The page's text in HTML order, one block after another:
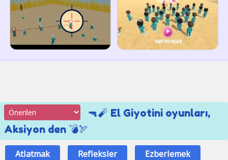
🔫🧨 El Giyotini oyunları,
Aksiyon den 💣🏹
Atlatmak Refleksler
Ezberlemek